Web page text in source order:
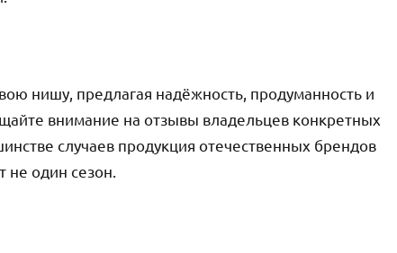
нишу, предлагая надёжность, продуманность и
внимание на отзывы владельцев конкретных
случаев продукция отечественных брендов
один сезон.